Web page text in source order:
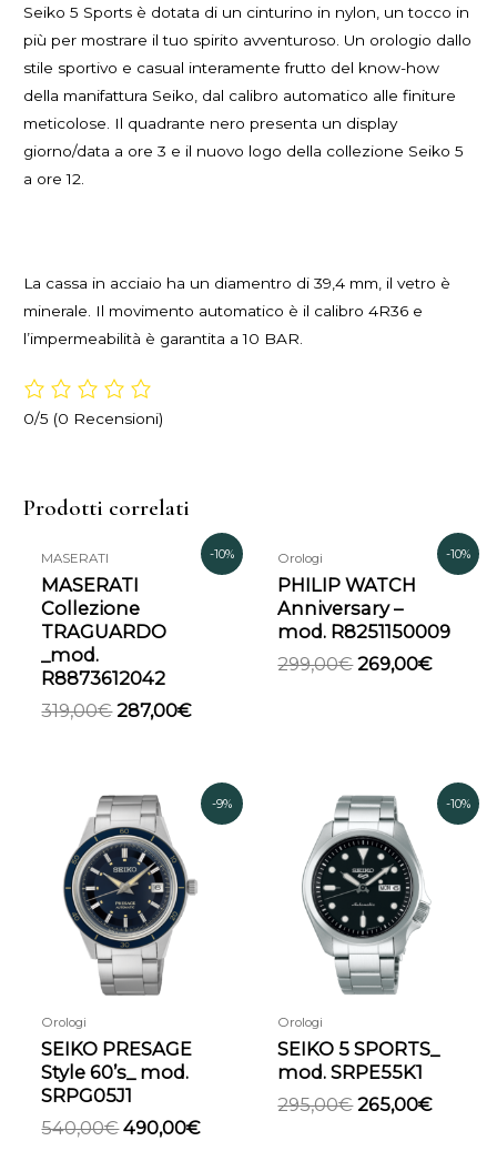
Seiko 5 Sports è dotata di un cinturino in nylon, un tocco in
più per mostrare il tuo spirito avventuroso. Un orologio dallo
stile sportivo e casual interamente frutto del know-how
della manifattura Seiko, dal calibro automatico alle finiture
meticolose. Il quadrante nero presenta un display
giorno/data a ore 3 e il nuovo logo della collezione Seiko 5
a ore 12.
La cassa in acciaio ha un diamentro di 39,4 mm, il vetro è
minerale. Il movimento automatico è il calibro 4R36 e
l’impermeabilità è garantita a 10 BAR.
0/5 (0 Recensioni)
Prodotti correlati
-10%
MASERATI
MASERATI
Collezione
TRAGUARDO
_mod.
R8873612042
319,00€
prezzo
originale
era:
319,00€.
287,00€
Il
prezzo
-10%
Orologi
PHILIP WATCH
Anniversary –
mod. R8251150009
299,00€
prezzo
originale
era:
299,00€.
269,00€
Il
prezzo
è:
-9%
Orologi
SEIKO PRESAGE
Style 60’s_ mod.
SRPG05J1
540,00€
Il
prezzo
originale
era:
540,00€.
490,00€
Il
prezzo
-10%
Orologi
SEIKO 5 SPORTS_
mod. SRPE55K1
295,00€
Il
prezzo
originale
era:
295,00€.
265,00€
Il
prezzo